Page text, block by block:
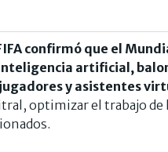
confirmó que el
artificial,
y asistentes
optimizar el trabajo de